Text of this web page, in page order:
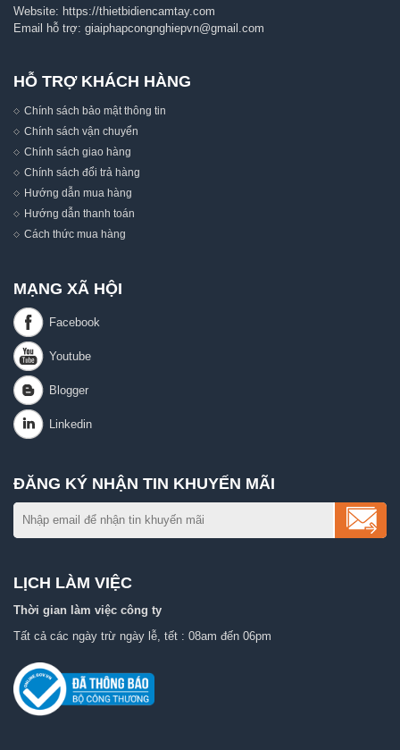
Website: https://thietbidiencamtay.com
Email hỗ trợ: giaiphapcongnghiepvn@gmail.com
HỖ TRỢ KHÁCH HÀNG
Chính sách bảo mật thông tin
Chính sách vận chuyển
Chính sách giao hàng
Chính sách đổi trả hàng
Hướng dẫn mua hàng
Hướng dẫn thanh toán
Cách thức mua hàng
MẠNG XÃ HỘI
ĐĂNG KÝ NHẬN TIN KHUYẾN MÃI
LỊCH LÀM VIỆC
Thời gian làm việc công ty
Tất cả các ngày trừ ngày lễ, tết : 08am đến 06pm